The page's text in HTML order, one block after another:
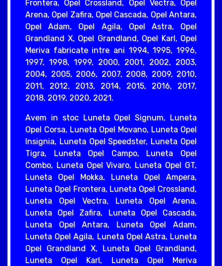
Frontera, Opel Crossland, Opel Vectra, Opel
Arena, Opel Zafira, Opel Cascada, Opel Antara,
Opel Adam, Opel Agila, Opel Astra, Opel
Grandland X, Opel Grandland, Opel Karl, Opel
Meriva fabricate intre ani 1994, 1995, 1996,
1997, 1998, 1999, 2000, 2001, 2002, 2003,
2004, 2005, 2006, 2007, 2008, 2009, 2010,
2011, 2012, 2013, 2014, 2015, 2016, 2017,
2018, 2019, 2020, 2021.
Avem in stoc Luneta Opel Signum, Luneta
Opel Corsa, Luneta Opel Movano, Luneta Opel
Insignia, Luneta Opel Speedster, Luneta Opel
Tigra, Luneta Opel Campo, Luneta Opel
Combo, Luneta Opel Vivaro, Luneta Opel GT,
Luneta Opel Mokka, Luneta Opel Ampera,
Luneta Opel Frontera, Luneta Opel Crossland,
Luneta Opel Vectra, Luneta Opel Arena,
Luneta Opel Zafira, Luneta Opel Cascada,
Luneta Opel Antara, Luneta Opel Adam,
Luneta Opel Agila, Luneta Opel Astra, Luneta
Opel Grandland X, Luneta Opel Grandland,
Luneta Opel Karl, Luneta Opel Meriva